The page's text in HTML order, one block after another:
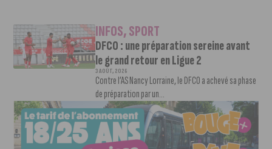
INFOS,SPORT
DFCO : une préparation sereine avant
le grand retour en Ligue 2
3 AOÛT, 2026
Contre l’AS Nancy Lorraine, le DFCO a achevé sa phase
de préparation par un...